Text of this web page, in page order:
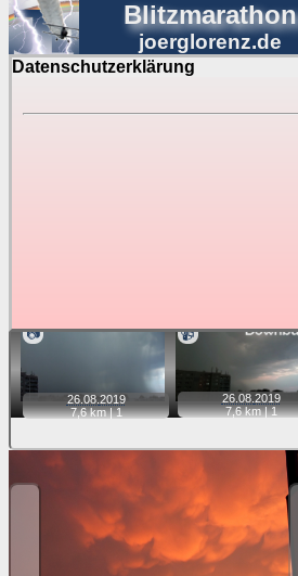
Datenschutzerklärung
Blitzmarathon
joerglorenz.de
Blitzmarathon
Luftfahrt
📷
26.08. 2019
7,6 km |1
📹
26.08. 2019
7,6 km |1